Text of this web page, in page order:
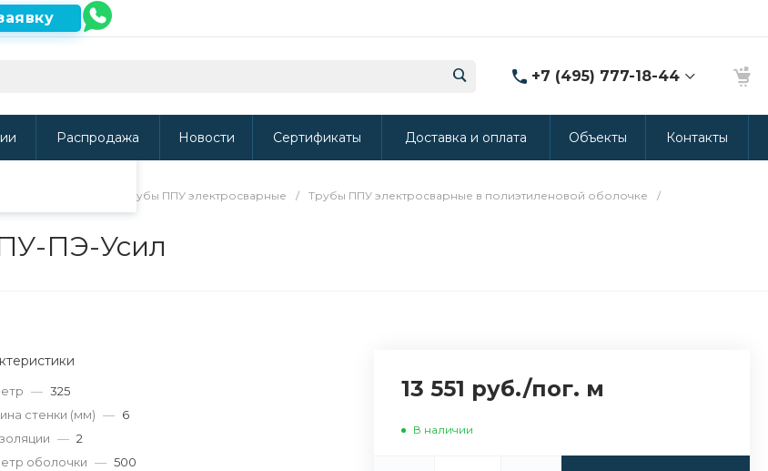
то
+7 (495) 777-18-44
8 (986) 314-94-49
Промышленная 15
8:30-20:00
Распродажа Новости Сертификаты Доставка и оплата Объекты Контакты
Трубы ППУ электросварные / Трубы ППУ электросварные в полиэтиленовой оболочке
/
ПЭ-Усил
— 325
стенки (мм) — 6
— 2
оболочки — 500
13 551 руб./пог. м
В наличии